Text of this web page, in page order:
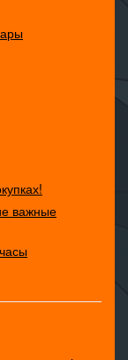
важные